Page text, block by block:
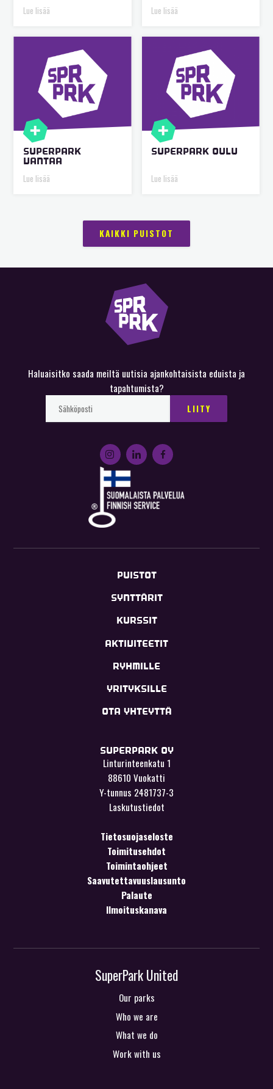
Lue lisää Lue lisää
SUPERPARK
VANTAA
Lue lisää
SUPERPARK OULU
Lue lisää
KAIKKI PUISTOT
Haluaisitko saada meiltä uutisia ajankohtaisista eduista ja
tapahtumista?
PUISTOT
SYNTTÄRIT
KURSSIT
AKTIVITEETIT
RYHMILLE
YRITYKSILLE
OTA YHTEYTTÄ
SUPERPARK OY
Linturinteenkatu 1
88610 Vuokatti
Y-tunnus 2481737-3
Laskutustiedot
Tietosuojaseloste
Toimitusehdot
Toimintaohjeet
Saavutettavuuslausunto
Palaute
Ilmoituskanava
SuperPark United
Our parks
Who we are
What we do
Work with us